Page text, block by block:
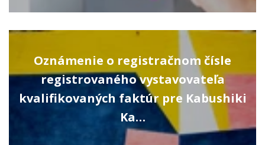
Oznámenie o registračnom čísle
registrovaného vystavovateľa
kvalifikovaných faktúr pre Kabushiki
Ka…